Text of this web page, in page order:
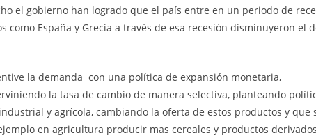
el gobierno han logrado que el país entre en un periodo de
como España y Grecia a través de esa recesión disminuyeron el
la demanda con una política de expansión monetaria,
la tasa de cambio de manera selectiva, planteando
y agrícola, cambiando la oferta de estos productos y que
en agricultura producir mas cereales y productos